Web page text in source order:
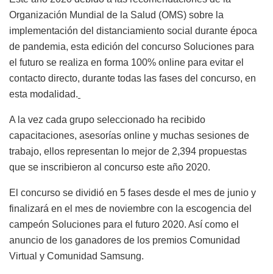
Organización Mundial de la Salud (OMS) sobre la
implementación del distanciamiento social durante época
de pandemia, esta edición del concurso Soluciones para
el futuro se realiza en forma 100% online para evitar el
contacto directo, durante todas las fases del concurso, en
esta modalidad.
A la vez cada grupo seleccionado ha recibido
capacitaciones, asesorías online y muchas sesiones de
trabajo, ellos representan lo mejor de 2,394 propuestas
que se inscribieron al concurso este año 2020.
El concurso se dividió en 5 fases desde el mes de junio y
finalizará en el mes de noviembre con la escogencia del
campeón Soluciones para el futuro 2020. Así como el
anuncio de los ganadores de los premios Comunidad
Virtual y Comunidad Samsung.